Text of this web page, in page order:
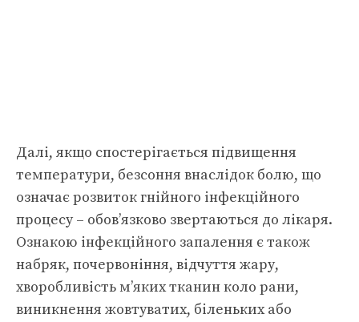
Далі, якщо спостерігається підвищення
температури, безсоння внаслідок болю, що
означає розвиток гнійного інфекційного
процесу – обов’язково звертаються до лікаря.
Ознакою інфекційного запалення є також
набряк, почервоніння, відчуття жару,
хворобливість м’яких тканин коло рани,
виникнення жовтуватих, біленьких або